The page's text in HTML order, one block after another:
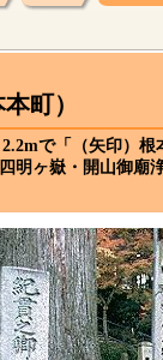
町）
で「（矢印
明ヶ嶽・開山御